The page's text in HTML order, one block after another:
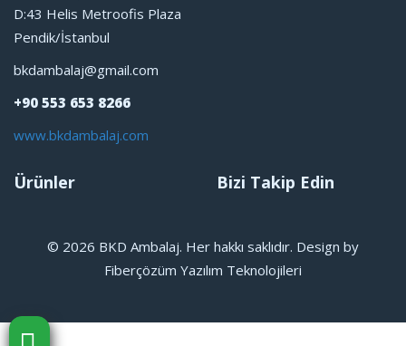
D:43 Helis Metroofis Plaza
Pendik/İstanbul
bkdambalaj@gmail.com
+90 553 653 8266
www.bkdambalaj.com
Ürünler Bizi Takip Edin
© 2026 BKD Ambalaj. Her hakkı saklıdır. Design by
Fiberçözüm Yazılım Teknolojileri